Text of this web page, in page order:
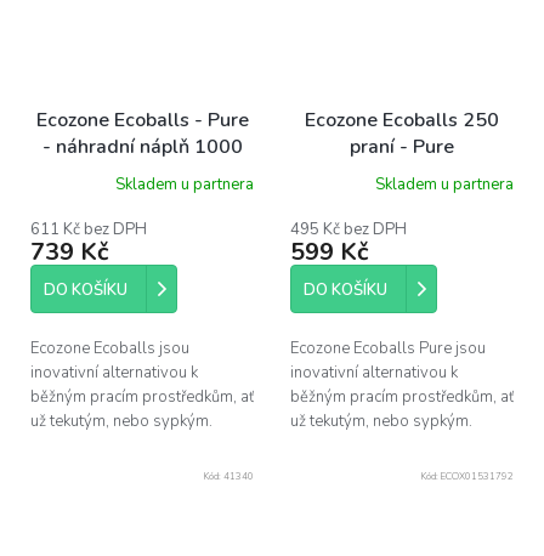
Ecozone Ecoballs - Pure
- náhradní náplň 1000
praní
Skladem u partnera
611 Kč bez DPH
739 Kč
DO KOŠÍKU
Ecozone Ecoballs jsou
inovativní alternativou k
běžným pracím prostředkům, ať
už tekutým, nebo sypkým.
Ecozone Ecoballs 250
praní - Pure
Skladem u partnera
495 Kč bez DPH
599 Kč
DO KOŠÍKU
Ecozone Ecoballs Pure jsou
inovativní alternativou k
běžným pracím prostředkům, ať
už tekutým, nebo sypkým.
Kód: 41340 Kód: ECOX01531792